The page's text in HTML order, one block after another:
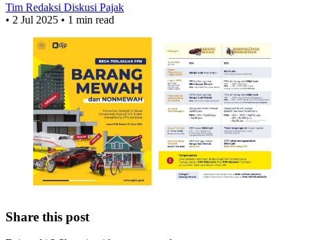
Tim Redaksi Diskusi Pajak
• 2 Jul 2025 • 1 min read
Share this post